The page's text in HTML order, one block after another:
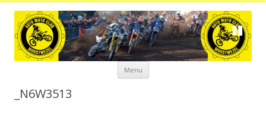
Menu Spring
de
_N6W3513